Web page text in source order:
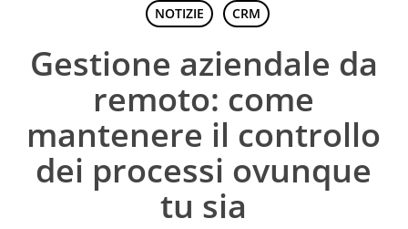
NOTIZIE CRM
Gestione aziendale da
remoto: come
mantenere il controllo
dei processi ovunque
tu sia